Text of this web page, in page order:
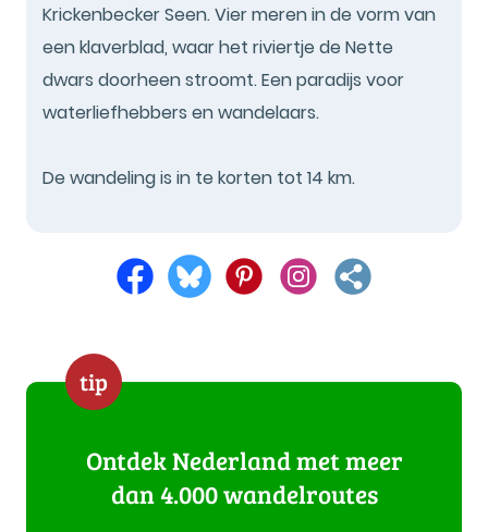
Krickenbecker Seen. Vier meren in de vorm van
een klaverblad, waar het riviertje de Nette
dwars doorheen stroomt. Een paradijs voor
waterliefhebbers en wandelaars.
De wandeling is in te korten tot 14 km.
tip
Ontdek Nederland met meer
dan 4.000 wandelroutes